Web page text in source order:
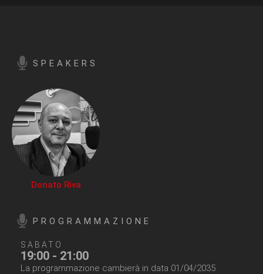
SPEAKERS
Donato Riva
PROGRAMMAZIONE
SABATO
19:00 - 21:00
La programmazione cambierà in data 01/04/2035